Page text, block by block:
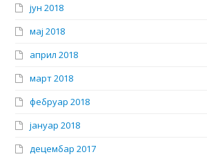
јун 2018
мај 2018
април 2018
март 2018
фебруар 2018
јануар 2018
децембар 2017